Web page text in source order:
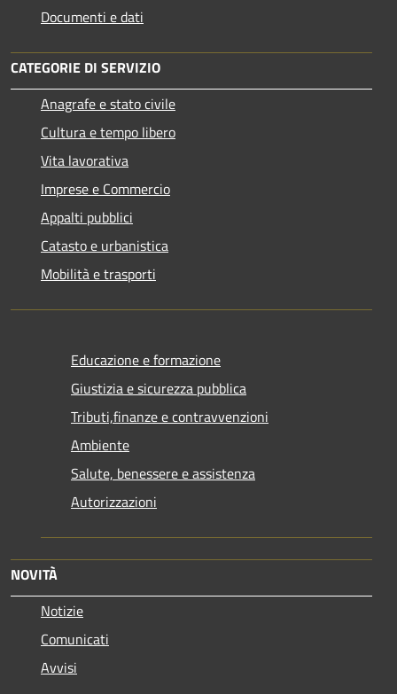
Documenti e dati
CATEGORIE DI SERVIZIO
Anagrafe e stato civile
Cultura e tempo libero
Vita lavorativa
Imprese e Commercio
Appalti pubblici
Catasto e urbanistica
Mobilità e trasporti
Educazione e formazione
Giustizia e sicurezza pubblica
Tributi,finanze e contravvenzioni
Ambiente
Salute, benessere e assistenza
Autorizzazioni
NOVITÀ
Notizie
Comunicati
Avvisi